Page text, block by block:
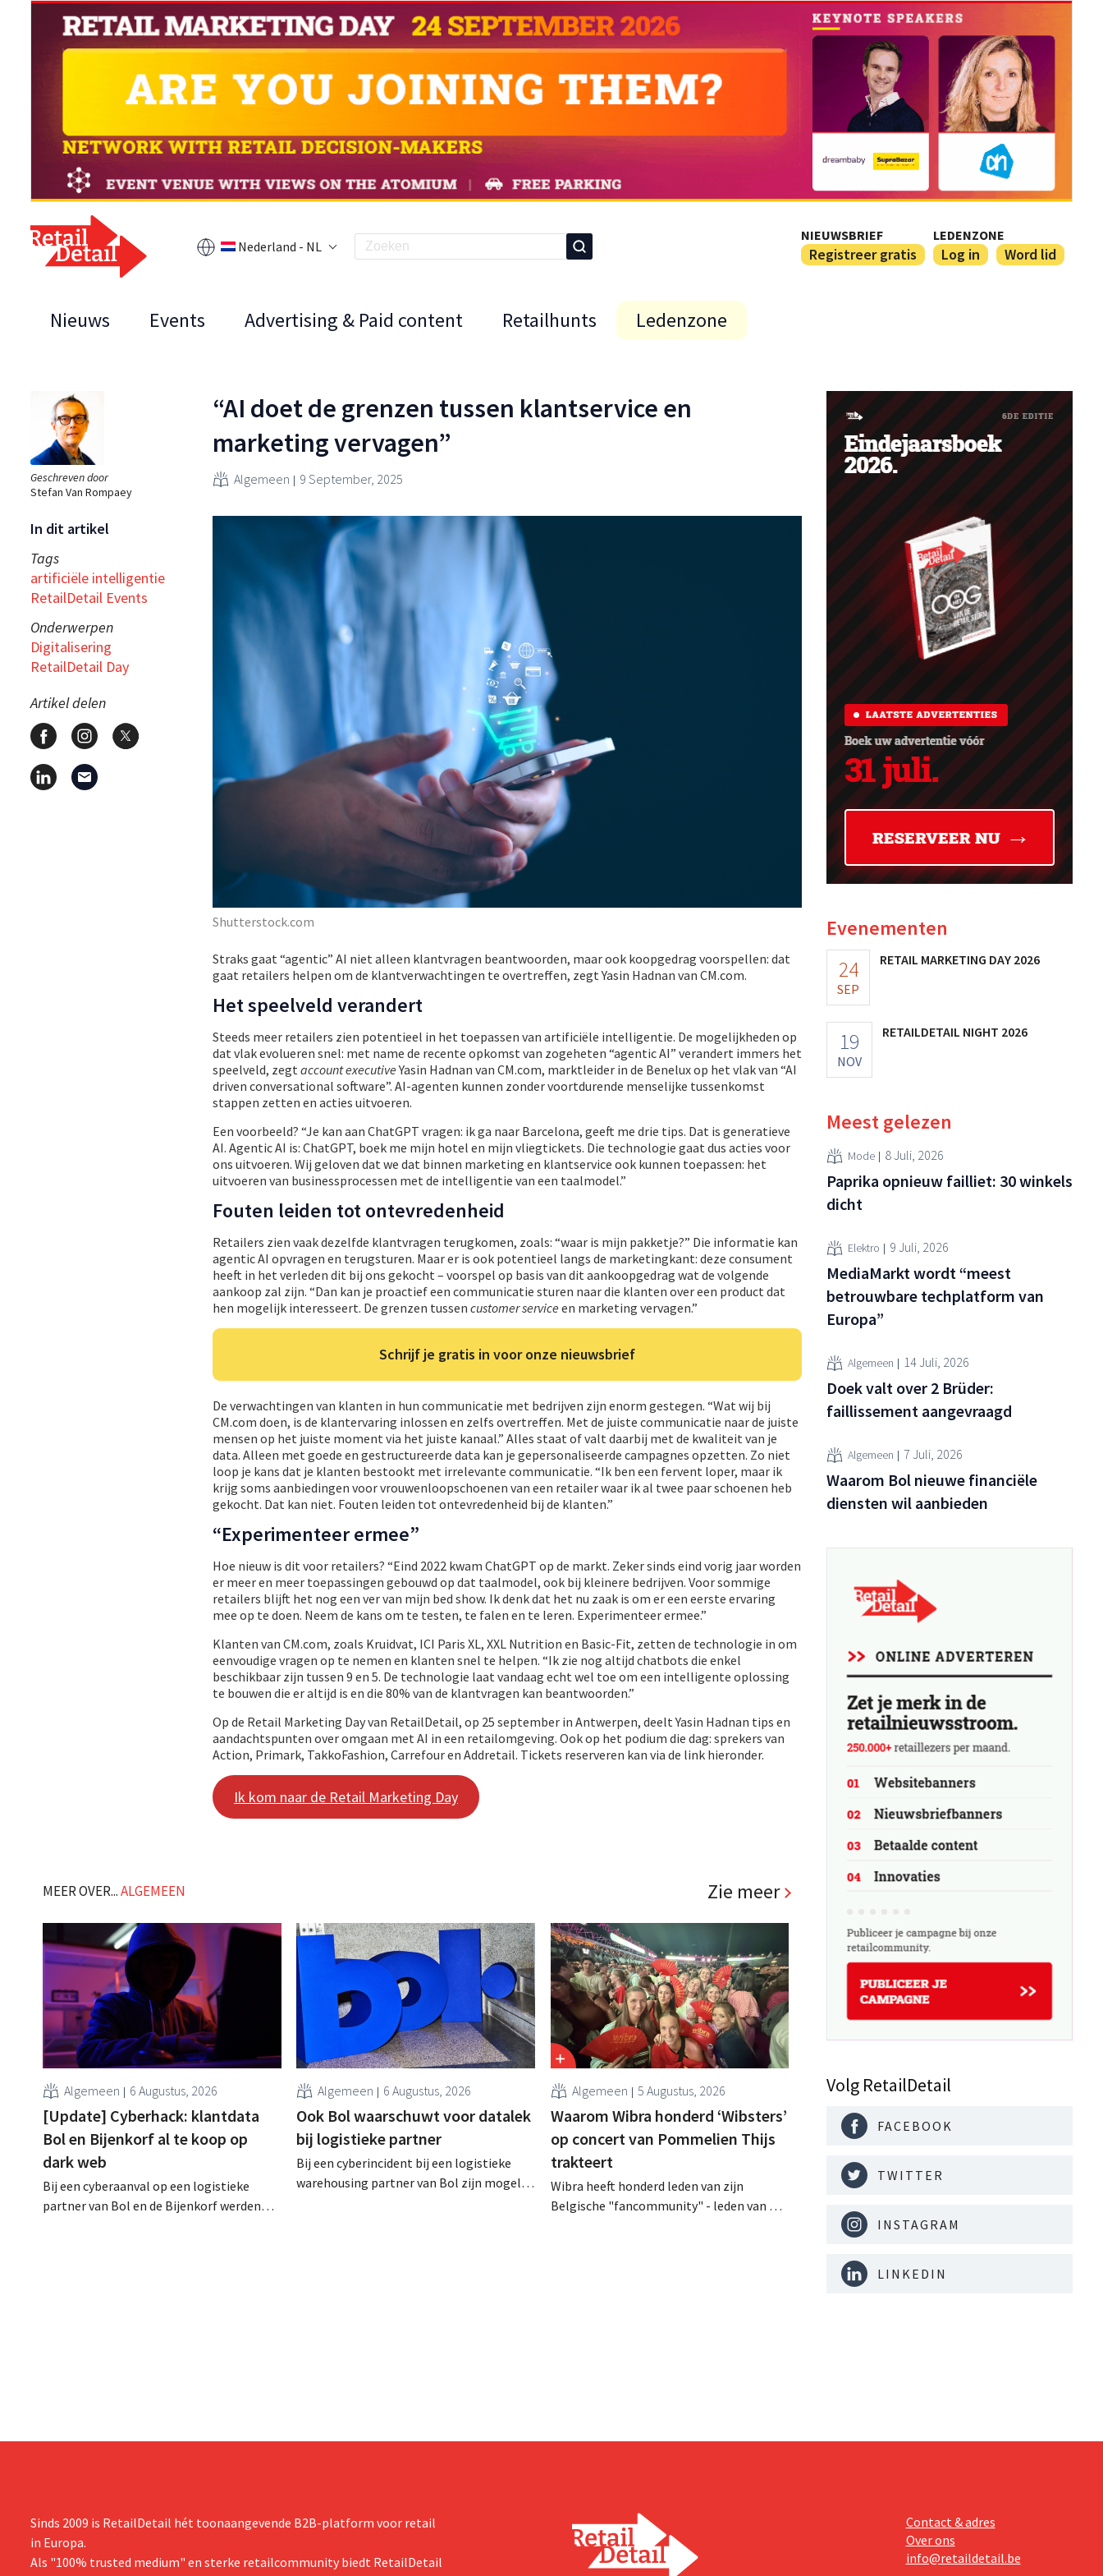
Nederland - NL
NIEUWSBRIEF
Registreer gratis
LEDENZONE
Log in Word lid
Nieuws Events Advertising & Paid content Retailhunts Ledenzone
Geschreven door
Stefan Van Rompaey
In dit artikel
Tags
artificiële intelligentie
RetailDetail Events
Onderwerpen
Digitalisering
RetailDetail Day
Artikel delen
“AI doet de grenzen tussen klantservice en
marketing vervagen”
Algemeen 9 September, 2025
Shutterstock.com
Straks gaat “agentic” AI niet alleen klantvragen beantwoorden, maar ook koopgedrag voorspellen: dat
gaat retailers helpen om de klantverwachtingen te overtreffen, zegt Yasin Hadnan van CM.com.
Het speelveld verandert
Steeds meer retailers zien potentieel in het toepassen van artificiële intelligentie. De mogelijkheden op
dat vlak evolueren snel: met name de recente opkomst van zogeheten “agentic AI” verandert immers het
speelveld, zegt account executiveYasin Hadnan van CM.com, marktleider in de Benelux op het vlak van “AI
driven conversational software”. AI-agenten kunnen zonder voortdurende menselijke tussenkomst
stappen zetten en acties uitvoeren.
Een voorbeeld? “Je kan aan ChatGPT vragen: ik ga naar Barcelona, geeft me drie tips. Dat is generatieve
AI. Agentic AI is: ChatGPT, boek me mijn hotel en mijn vliegtickets. Die technologie gaat dus acties voor
ons uitvoeren. Wij geloven dat we dat binnen marketing en klantservice ook kunnen toepassen: het
uitvoeren van businessprocessen met de intelligentie van een taalmodel.”
Fouten leiden tot ontevredenheid
Retailers zien vaak dezelfde klantvragen terugkomen, zoals: “waar is mijn pakketje?” Die informatie kan
agentic AI opvragen en terugsturen. Maar er is ook potentieel langs de marketingkant: deze consument
heeft in het verleden dit bij ons gekocht – voorspel op basis van dit aankoopgedrag wat de volgende
aankoop zal zijn. “Dan kan je proactief een communicatie sturen naar die klanten over een product dat
hen mogelijk interesseert. De grenzen tussen customer service en marketing vervagen.”
Schrijf je gratis in voor onze nieuwsbrief
De verwachtingen van klanten in hun communicatie met bedrijven zijn enorm gestegen. “Wat wij bij
CM.com doen, is de klantervaring inlossen en zelfs overtreffen. Met de juiste communicatie naar de juiste
mensen op het juiste moment via het juiste kanaal.” Alles staat of valt daarbij met de kwaliteit van je
data. Alleen met goede en gestructureerde data kan je gepersonaliseerde campagnes opzetten. Zo niet
loop je kans dat je klanten bestookt met irrelevante communicatie. “Ik ben een fervent loper, maar ik
krijg soms aanbiedingen voor vrouwenloopschoenen van een retailer waar ik al twee paar schoenen heb
gekocht. Dat kan niet. Fouten leiden tot ontevredenheid bij de klanten.”
“Experimenteer ermee”
Hoe nieuw is dit voor retailers? “Eind 2022 kwam ChatGPT op de markt. Zeker sinds eind vorig jaar worden
er meer en meer toepassingen gebouwd op dat taalmodel, ook bij kleinere bedrijven. Voor sommige
retailers blijft het nog een ver van mijn bed show. Ik denk dat het nu zaak is om er een eerste ervaring
mee op te doen. Neem de kans om te testen, te falen en te leren. Experimenteer ermee.”
Klanten van CM.com, zoals Kruidvat, ICI Paris XL, XXL Nutrition en Basic-Fit, zetten de technologie in om
eenvoudige vragen op te nemen en klanten snel te helpen. “Ik zie nog altijd chatbots die enkel
beschikbaar zijn tussen 9 en 5. De technologie laat vandaag echt wel toe om een intelligente oplossing
te bouwen die er altijd is en die 80% van de klantvragen kan beantwoorden.”
Op de Retail Marketing Day van RetailDetail, op 25 september in Antwerpen, deelt Yasin Hadnan tips en
aandachtspunten over omgaan met AI in een retailomgeving. Ook op het podium die dag: sprekers van
Action, Primark, TakkoFashion, Carrefour en Addretail. Tickets reserveren kan via de link hieronder.
Ik kom naar de Retail Marketing Day
MEER OVER...ALGEMEEN Zie meer
Algemeen 6 Augustus, 2026
[Update] Cyberhack: klantdata
Bol en Bijenkorf al te koop op
dark web
Bij een cyberaanval op een logistieke
partner van Bol en de Bijenkorf werden
Algemeen 6 Augustus, 2026
Ook Bol waarschuwt voor datalek
bij logistieke partner
Bij een cyberincident bij een logistieke
warehousing partner van Bol zijn mogelijk
Algemeen 5 Augustus, 2026
Waarom Wibra honderd ‘Wibsters’
op concert van Pommelien Thijs
trakteert
Wibra heeft honderd leden van zijn
Belgische "fancommunity" - leden van het
Evenementen
24
SEP
RETAIL MARKETING DAY 2026
19
NOV
RETAILDETAIL NIGHT 2026
Meest gelezen
Mode 8 Juli, 2026
Paprika opnieuw failliet: 30 winkels
dicht
Elektro 9 Juli, 2026
MediaMarkt wordt “meest
betrouwbare techplatform van
Europa”
Algemeen 14 Juli, 2026
Doek valt over 2 Brüder:
faillissement aangevraagd
Algemeen 7 Juli, 2026
Waarom Bol nieuwe financiële
diensten wil aanbieden
Volg RetailDetail
FACEBOOK
TWITTER
INSTAGRAM
LINKEDIN
Sinds 2009 is RetailDetail hét toonaangevende B2B-platform voor retail
in Europa.
Als "100% trusted medium" en sterke retailcommunity biedt RetailDetail
Contact & adres
Over ons
info@retaildetail.be